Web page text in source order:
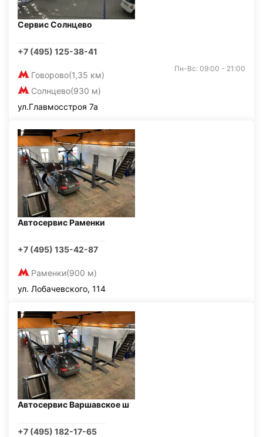
Сервис Солнцево
+7 (495) 125-38-41
Говорово(1,35 км)
Солнцево(930 м)
Пн-Вс: 09:00 - 21:00
ул.Главмосстроя 7а
Автосервис Раменки
+7 (495) 135-42-87
Раменки(900 м)
ул. Лобачевского, 114
Автосервис Варшавское ш
+7 (495) 182-17-65